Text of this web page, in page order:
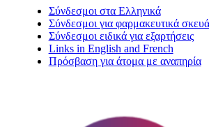
Σύνδεσμοι στα Ελληνικά
Σύνδεσμοι για φαρμακευτικά
Σύνδεσμοι ειδικά για εξαρτήσεις
Links in English and French
Πρόσβαση για άτομα με αναπηρία